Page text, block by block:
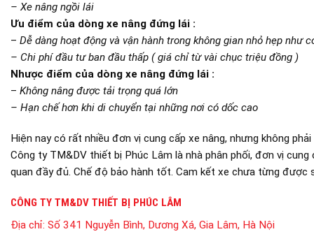
– Xe nâng ngồi lái
Ưu điểm của dòng xe nâng đứng lái :
– Dễ dàng hoạt động và vận hành trong không gian nhỏ hẹp như
– Chi phí đầu tư ban đầu thấp ( giá chỉ từ vài chục triệu đồng )
Nhược điểm của dòng xe nâng đứng lái :
– Không nâng được tải trọng quá lớn
– Hạn chế hơn khi di chuyển tại những nơi có dốc cao
Hiện nay có rất nhiều đơn vị cung cấp xe nâng, nhưng không
Công ty TM&DV thiết bị Phúc Lâm là nhà phân phối, đơn vị
quan đầy đủ. Chế độ bảo hành tốt. Cam kết xe chưa từng được
CÔNG TY TM&DV THIẾT BỊ PHÚC LÂM
Địa chỉ: Số 341 Nguyễn Bình, Dương Xá, Gia Lâm, Hà Nội